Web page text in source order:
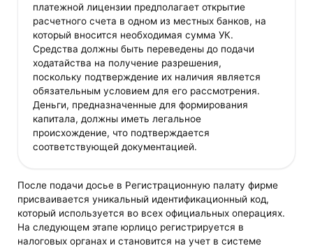
платежной лицензии предполагает открытие
расчетного счета в одном из местных банков, на
который вносится необходимая сумма УК.
Средства должны быть переведены до подачи
ходатайства на получение разрешения,
поскольку подтверждение их наличия является
обязательным условием для его рассмотрения.
Деньги, предназначенные для формирования
капитала, должны иметь легальное
происхождение, что подтверждается
соответствующей документацией.
После подачи досье в Регистрационную палату фирме
присваивается уникальный идентификационный код,
который используется во всех официальных операциях.
На следующем этапе юрлицо регистрируется в
налоговых органах и становится на учет в системе